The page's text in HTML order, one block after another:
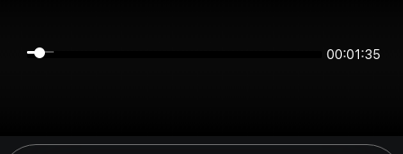
00:01:35